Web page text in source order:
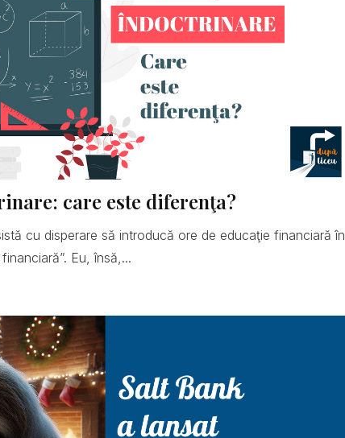
care este diferenţa?
cu disperare să introducă ore de educaţie financiară în
Eu, însă,...